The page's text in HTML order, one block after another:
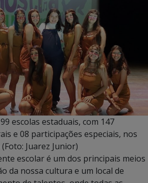
escolas estaduais, com 147
e 08 participações especiais, nos
Juarez Junior)
escolar é um dos principais meios
da nossa cultura e um local de